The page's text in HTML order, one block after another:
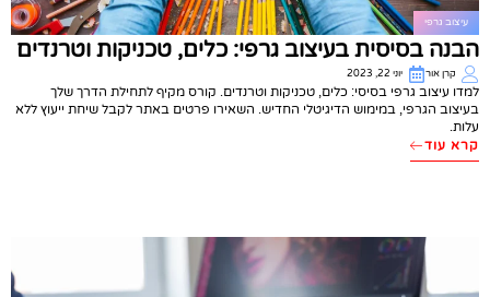
עיצוב גרפי
הבנה בסיסית בעיצוב גרפי: כלים, טכניקות וטרנדים
קרן אור יוני 22, 2023
למדו עיצוב גרפי בסיסי: כלים, טכניקות וטרנדים. קורס מקיף לתחילת הדרך שלך
בעיצוב הגרפי, במימוש הדיגיטלי החדיש. השאירו פרטים באתר לקבל שיחת ייעוץ ללא
עלות.
קרא עוד